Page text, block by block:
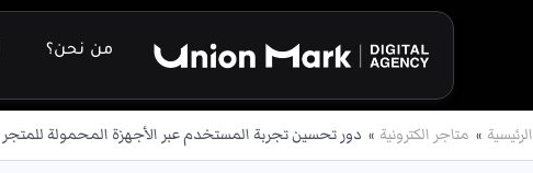
من نحن؟
الرئيسية متاجر الكترونية دور تحسين تجربة المستخدم عبر الأجهزة المحمولة للمتجر